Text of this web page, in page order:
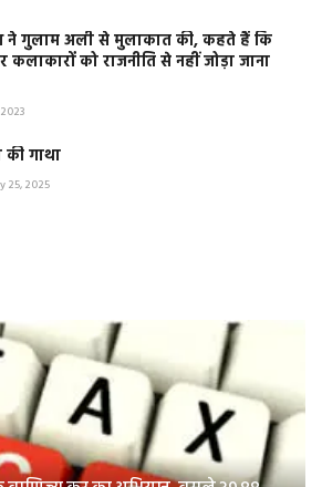
गुलाम अली से मुलाकात की, कहते हैं कि
को राजनीति से नहीं जोड़ा जाना
गाथा
25, 2025